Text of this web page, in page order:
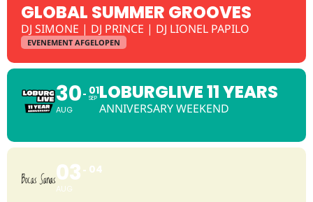
GLOBAL SUMMER GROOVES
DJ SIMONE | DJ PRINCE | DJ LIONEL PAPILO
EVENEMENT AFGELOPEN
30
AUG
01
SEP LOBURGLIVE 11 YEARS
ANNIVERSARY WEEKEND
03
AUG
04